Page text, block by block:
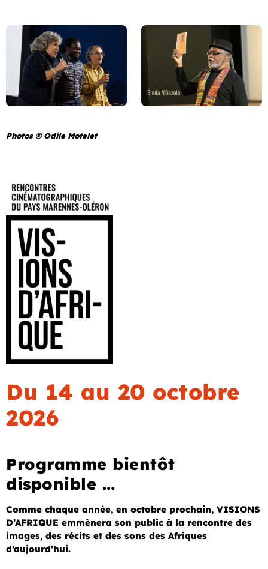
Photos © Odile Motelet
Du 14 au 20 octobre
2026
Programme bientôt
disponible …
Comme chaque année, en octobre prochain, VISIONS
D’AFRIQUE emmènera son public à la rencontre des
images, des récits et des sons des Afriques
d’aujourd’hui.